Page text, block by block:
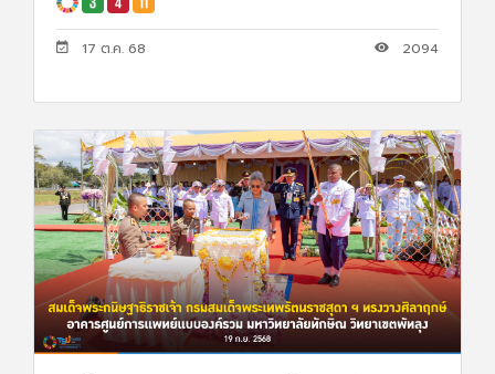
17 ต.ค. 68 2094